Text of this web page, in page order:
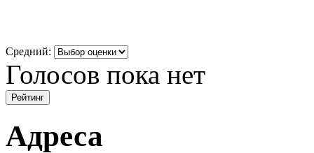
Средний:
Голосов пока нет
Адреса